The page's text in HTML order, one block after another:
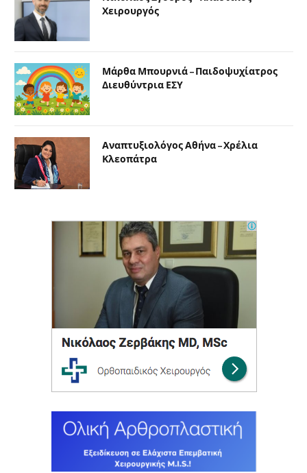
Χειρουργός
Μάρθα Μπουρνιά – Παιδοψυχίατρος
Διευθύντρια ΕΣΥ
Αναπτυξιολόγος Αθήνα – Χρέλια
Κλεοπάτρα